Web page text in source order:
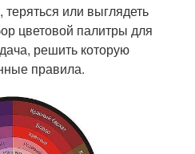
теряться или выглядеть
цветовой палитры для
решить которую
правила.